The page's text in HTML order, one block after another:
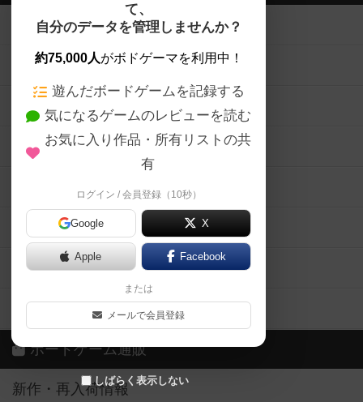
て、
自分のデータを管理しませんか？
約75,000人がボドゲーマを利用中！
遊んだボードゲームを記録する
気になるゲームのレビューを読む
お気に入り作品・所有リストの共
有
ログイン / 会員登録（10秒）
Google X
Apple Facebook
または
メールで会員登録
しばらく表示しない
ボードゲームを検索する
ボードゲームの新着レビュー
ボードゲーム会情報
メカニクス特集
掲示板・トピックス
ボドとも・会員一覧
ボードゲーム業界コラム
ボドゲーマご利用案内
ボードゲーム通販
新作・再入荷情報